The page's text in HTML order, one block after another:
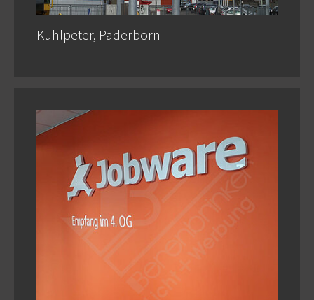
Kuhlpeter, Paderborn